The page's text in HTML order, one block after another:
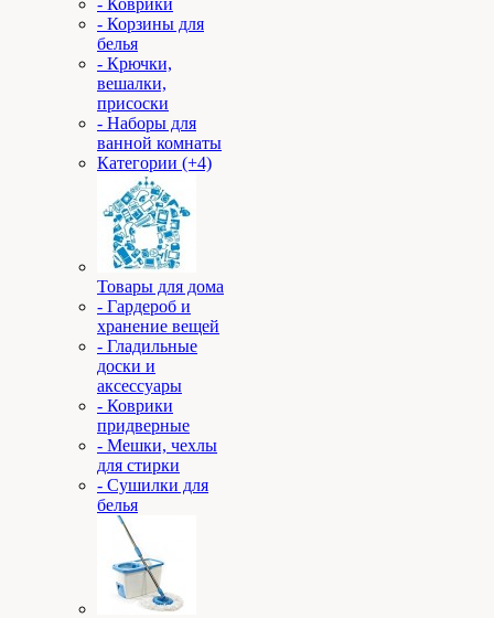
- Коврики
- Корзины для
белья
- Крючки,
вешалки,
присоски
- Наборы для
ванной комнаты
Категории (+4)
Товары для дома
- Гардероб и
хранение вещей
- Гладильные
доски и
аксессуары
- Коврики
придверные
- Мешки, чехлы
для стирки
- Сушилки для
белья